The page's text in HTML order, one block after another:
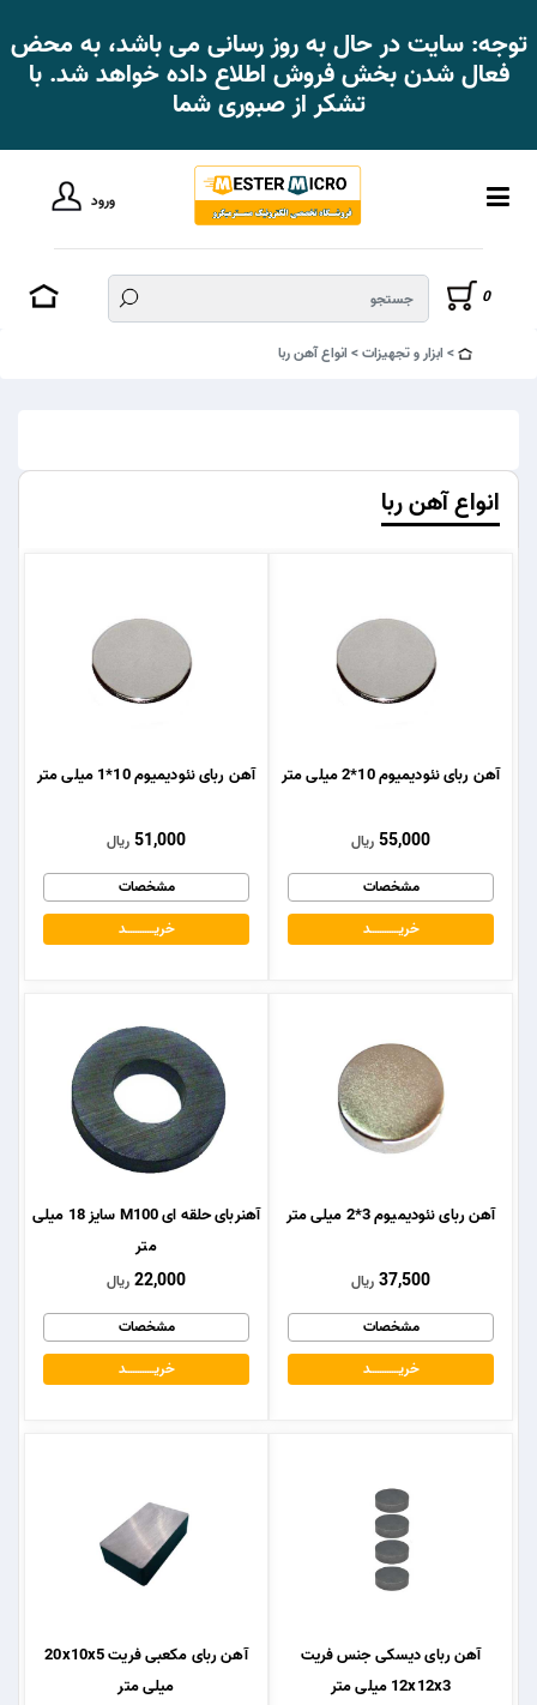
توجه: سایت در حال به روز رسانی می باشد، به محض
فعال شدن بخش فروش اطلاع داده خواهد شد. با
تشکر از صبوری شما
ورود
0
ابزار و تجهیزات انواع آهن ربا
انواع آهن ربا
آهن ربای نئودیمیوم 10*2 میلی متر
55,000 ریال
مشخصات
خریــــــــــــد
آهن ربای نئودیمیوم 10*1 میلی متر
51,000 ریال
مشخصات
خریــــــــــــد
آهن ربای نئودیمیوم 3*2 میلی متر
37,500 ریال
مشخصات
خریــــــــــــد
آهنربای حلقه ای M100 سایز 18 میلی
متر
22,000 ریال
مشخصات
خریــــــــــــد
آهن ربای دیسکی جنس فریت
12x12x3 میلی متر
آهن ربای مکعبی فریت 20x10x5
میلی متر